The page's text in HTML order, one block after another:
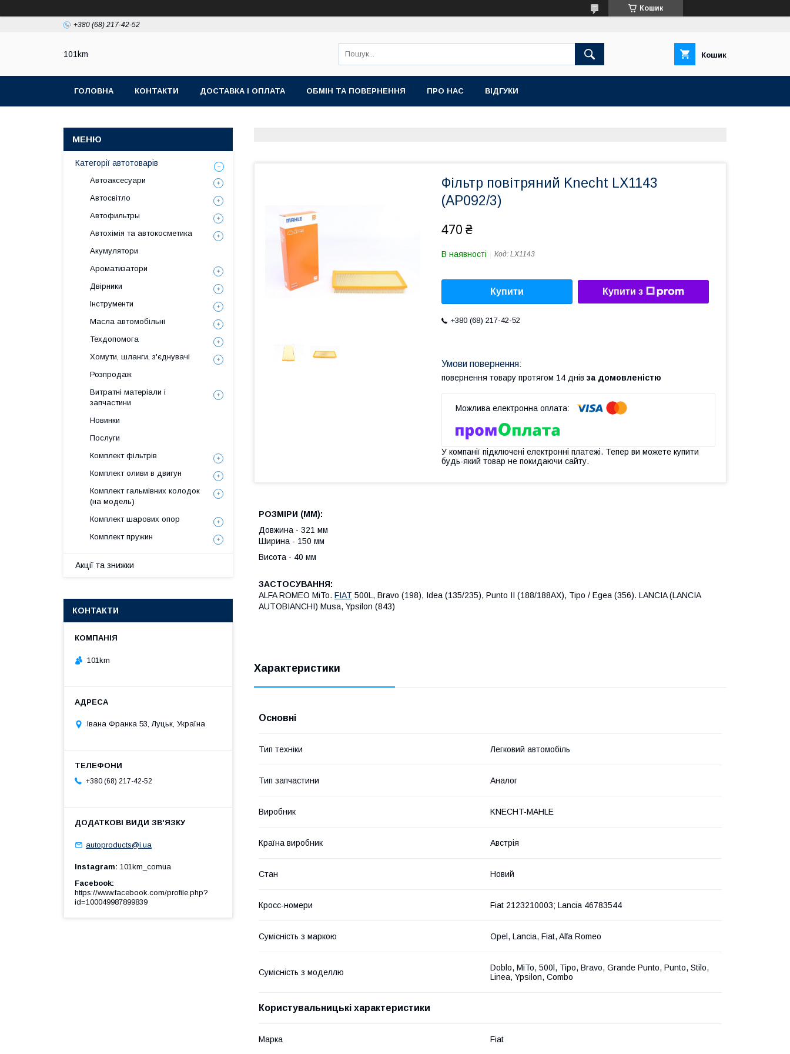
Кошик
+380 (68) 217-42-52
101km Кошик
ГОЛОВНА КОНТАКТИ ДОСТАВКА І ОПЛАТА ОБМІН ТА ПОВЕРНЕННЯ ПРО НАС ВІДГУКИ
Фільтр повітряний Knecht LX1143
(AP092/3)
470 ₴
В наявності Код: LX1143
Купити Купити з
+380 (68) 217-42-52
повернення товару протягом 14 днів за домовленістю
У компанії підключені електронні платежі. Тепер ви можете купити
будь-який товар не покидаючи сайту.
РОЗМІРИ (MM):
Довжина - 321 мм
Ширина - 150 мм
Висота - 40 мм
ЗАСТОСУВАННЯ:
ALFA ROMEO MiTo. FIAT 500L, Bravo (198), Idea (135/235), Punto II (188/188AX), Tipo / Egea (356). LANCIA (LANCIA
AUTOBIANCHI) Musa, Ypsilon (843)
Характеристики
Основні
Тип техніки Легковий автомобіль
Тип запчастини Аналог
Виробник KNECHT-MAHLE
Країна виробник Австрія
Стан Новий
Кросс-номери Fiat 2123210003; Lancia 46783544
Сумісність з маркою Opel, Lancia, Fiat, Alfa Romeo
Сумісність з моделлю
Doblo, MiTo, 500l, Tipo, Bravo, Grande Punto, Punto, Stilo,
Linea, Ypsilon, Combo
Користувальницькі характеристики
Марка Fiat
Категорії автотоварів
Автоаксесуари
Автосвітло
Автофильтры
Автохімія та автокосметика
Акумулятори
Ароматизатори
Двірники
Інструменти
Масла автомобільні
Техдопомога
Хомути, шланги, з'єднувачі
Розпродаж
Витратні матеріали і
запчастини
Новинки
Послуги
Комплект фільтрів
Комплект оливи в двигун
Комплект гальмівних колодок
(на модель)
Комплект шарових опор
Комплект пружин
Акції та знижки
КОНТАКТИ
101km
Івана Франка 53, Луцьк, Україна
+380 (68) 217-42-52
autoproducts@i.ua
Instagram 101km_comua
Facebook
https://www.facebook.com/profile.php?
id=100049987899839